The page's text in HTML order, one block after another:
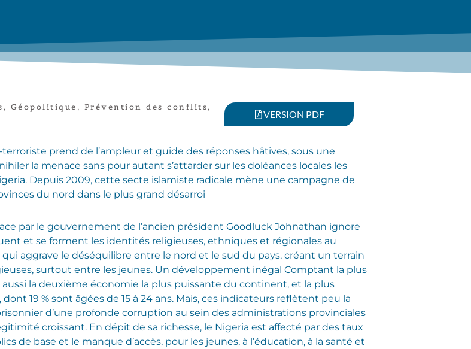
, Géopolitique , Prévention des conflits,
VERSION PDF
prend de l’ampleur et guide des réponses hâtives, sous une
la menace sans pour autant s’attarder sur les doléances locales les
Depuis 2009, cette secte islamiste radicale mène une campagne de
du nord dans le plus grand désarroi
par le gouvernement de l’ancien président Goodluck Johnathan ignore
et se forment les identités religieuses, ethniques et régionales au
aggrave le déséquilibre entre le nord et le sud du pays, créant un terrain
surtout entre les jeunes. Un développement inégal Comptant la plus
la deuxième économie la plus puissante du continent, et la plus
19 % sont âgées de 15 à 24 ans. Mais, ces indicateurs reflètent peu la
d’une profonde corruption au sein des administrations provinciales
croissant. En dépit de sa richesse, le Nigeria est affecté par des taux
de base et le manque d’accès, pour les jeunes, à l’éducation, à la santé et